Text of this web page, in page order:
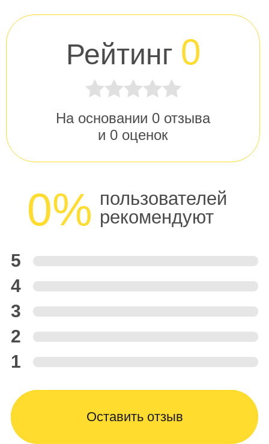
Рейтинг 0
На основании 0 отзыва
и 0 оценок
0% пользователей
рекомендуют
5
4
3
2
1
Оставить отзыв